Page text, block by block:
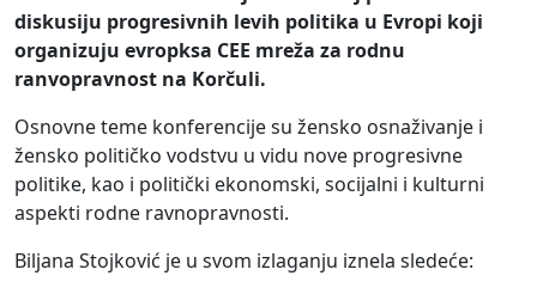
diskusiju progresivnih levih politika u Evropi koji
organizuju evropksa CEE mreža za rodnu
ranvopravnost na Korčuli.
Osnovne teme konferencije su žensko osnaživanje i
žensko političko vodstvu u vidu nove progresivne
politike, kao i politički ekonomski, socijalni i kulturni
aspekti rodne ravnopravnosti.
Biljana Stojković je u svom izlaganju iznela sledeće: